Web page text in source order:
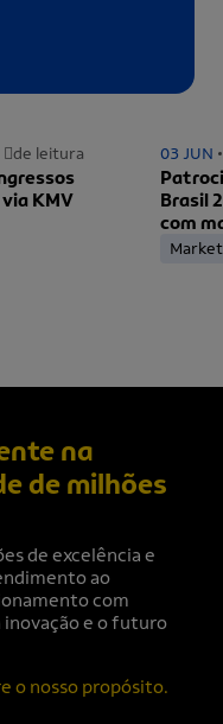
de leitura
KMV
03 JUN
Brasil
com
na
de milhões
de excelência e
ao
com
inovação e o futuro
o nosso propósito.